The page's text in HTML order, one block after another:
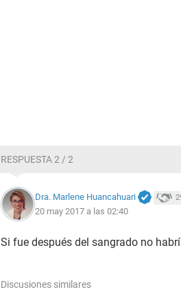
RESPUESTA 2 / 2
Dra. Marlene Huancahuari
20 may 2017 a las 02:40
Si fue después del sangrado no
Discusiones similares